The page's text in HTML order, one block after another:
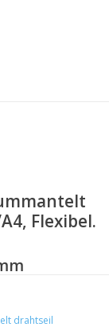
Flexibel.
drahtseil